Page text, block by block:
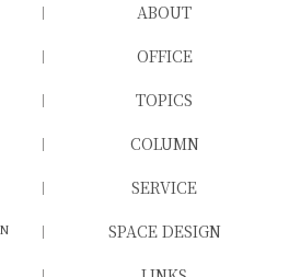
ABOUT
OFFICE
TOPICS
COLUMN
SERVICE
SPACE DESIGN